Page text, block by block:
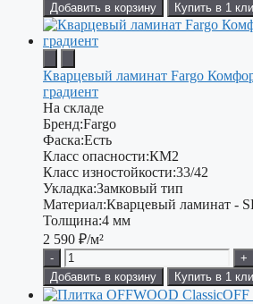
Добавить в корзину
Купить в 1
Кварцевый ламинат Fargo
градиент
На складе
Бренд:Fargo
Фаска:Есть
Класс опасности:КМ2
Класс изностойкости:33/42
Укладка:Замковый тип
Материал:Кварцевый ламинат -
Толщина:4 мм
2 590 ₽/м²
-
+
Добавить в корзину
Купить в 1